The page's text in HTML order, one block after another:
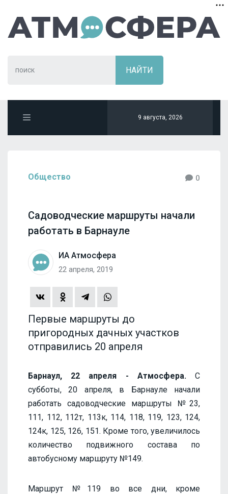
9 августа, 2026
Общество 0
Садоводческие маршруты начали
работать в Барнауле
ИА Атмосфера
22 апреля, 2019
Первые маршруты до
пригородных дачных участков
отправились 20 апреля
Барнаул, 22 апреля - Атмосфера. С
субботы, 20 апреля, в Барнауле начали
работать садоводческие маршруты №23,
111, 112, 112т, 113к, 114, 118, 119, 123, 124,
124к, 125, 126, 151. Кроме того, увеличилось
количество подвижного состава по
автобусному маршруту №149.
Маршрут №119 во все дни, кроме